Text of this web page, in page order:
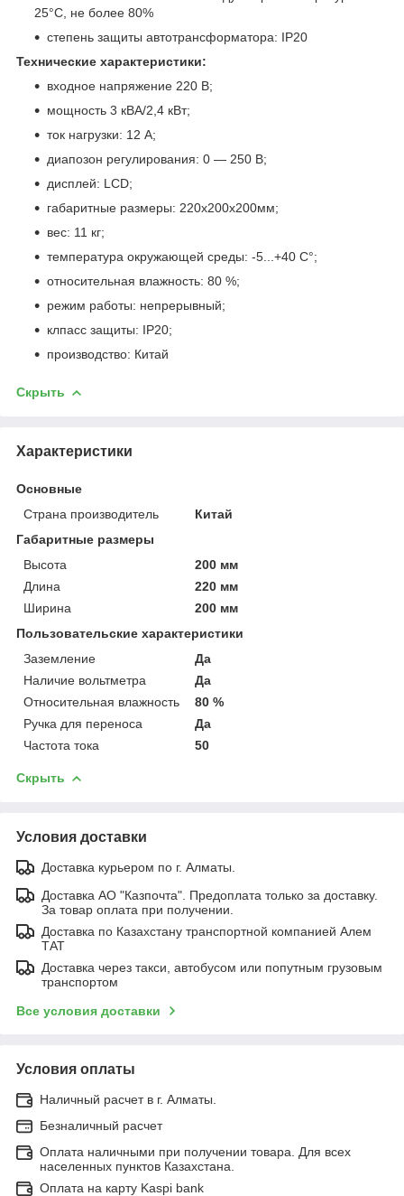
25°С, не более 80%
степень защиты автотрансформатора: IP20
Технические характеристики:
входное напряжение 220 В;
мощность 3 кВА/2,4 кВт;
ток нагрузки: 12 А;
диапозон регулирования: 0 — 250 В;
дисплей: LCD;
габаритные размеры: 220х200х200мм;
вес: 11 кг;
температура окружающей среды: -5...+40 С°;
относительная влажность: 80 %;
режим работы: непрерывный;
клпасс защиты: IP20;
производство: Китай
Скрыть
Характеристики
Основные
Страна производитель
Китай
Габаритные размеры
Высота
200 мм
Длина
220 мм
Ширина
200 мм
Пользовательские характеристики
Заземление
Да
Наличие вольтметра
Да
Относительная влажность
80 %
Ручка для переноса
Да
Частота тока
50
Скрыть
Условия доставки
Доставка курьером по г. Алматы.
Доставка АО "Казпочта". Предоплата только за доставку.
За товар оплата при получении.
Доставка по Казахстану транспортной компанией Алем
ТАТ
Доставка через такси, автобусом или попутным грузовым
транспортом
Все условия доставки
Условия оплаты
Наличный расчет в г. Алматы.
Безналичный расчет
Оплата наличными при получении товара. Для всех
населенных пунктов Казахстана.
Оплата на карту Kaspi bank